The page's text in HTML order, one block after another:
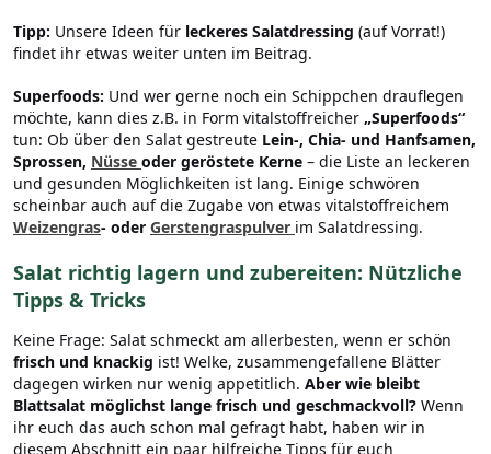
Tipp: Unsere Ideen für leckeres Salatdressing (auf Vorrat!)
findet ihr etwas weiter unten im Beitrag.
Superfoods: Und wer gerne noch ein Schippchen drauflegen
möchte, kann dies z.B. in Form vitalstoffreicher „Superfoods“
tun: Ob über den Salat gestreute Lein-, Chia- und Hanfsamen,
Sprossen, Nüsse oder geröstete Kerne – die Liste an leckeren
und gesunden Möglichkeiten ist lang. Einige schwören
scheinbar auch auf die Zugabe von etwas vitalstoffreichem
Weizengras- oder Gerstengraspulver im Salatdressing.
Salat richtig lagern und zubereiten: Nützliche
Tipps & Tricks
Keine Frage: Salat schmeckt am allerbesten, wenn er schön
frisch und knackig ist! Welke, zusammengefallene Blätter
dagegen wirken nur wenig appetitlich. Aber wie bleibt
Blattsalat möglichst lange frisch und geschmackvoll? Wenn
ihr euch das auch schon mal gefragt habt, haben wir in
diesem Abschnitt ein paar hilfreiche Tipps für euch